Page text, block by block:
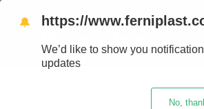
🔔 https://
We’d like to show you
updates
No,